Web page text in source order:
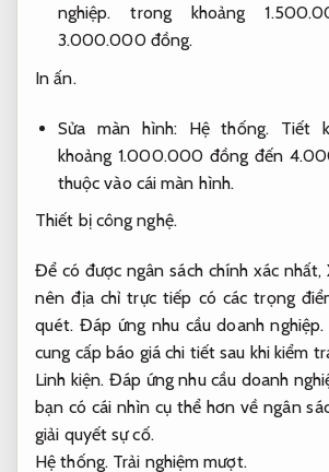
nghiệp. trong khoảng
3.000.000 đồng.
In ấn.
Sửa màn hình: Hệ thống. Tiết
khoảng 1.000.000 đồng đến
thuộc vào cái màn hình.
Thiết bị công nghệ.
Để có được ngân sách chính xác nhất,
nên địa chỉ trực tiếp có các trọng
quét. Đáp ứng nhu cầu doanh nghiệp.
cung cấp báo giá chi tiết sau khi kiểm
Linh kiện. Đáp ứng nhu cầu doanh
bạn có cái nhìn cụ thể hơn về ngân
giải quyết sự cố.
Hệ thống. Trải nghiệm mượt.